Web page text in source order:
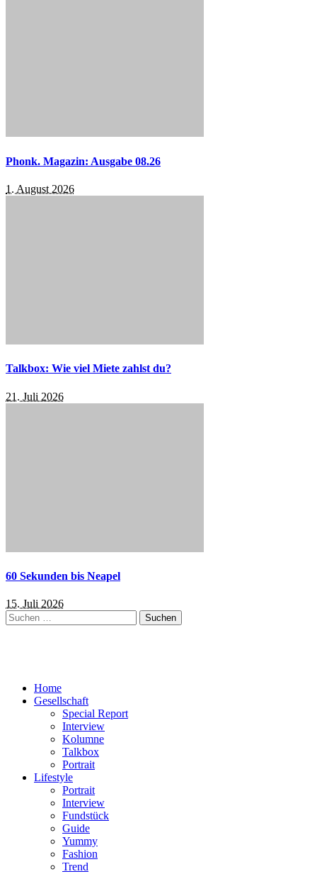
Phonk. Magazin: Ausgabe 08.26
1. August 2026
Talkbox: Wie viel Miete zahlst du?
21. Juli 2026
60 Sekunden bis Neapel
15. Juli 2026
Suchen
nach:
Home
Gesellschaft
Special Report
Interview
Kolumne
Talkbox
Portrait
Lifestyle
Portrait
Interview
Fundstück
Guide
Yummy
Fashion
Trend